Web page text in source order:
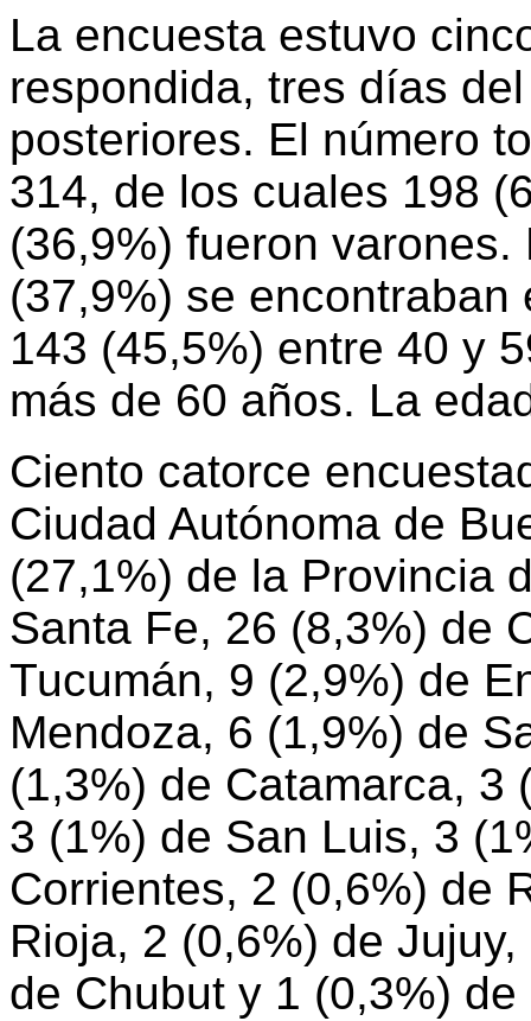
La encuesta estuvo
respondida, tres días
posteriores. El número
314, de los cuales 198
(36,9%) fueron
(37,9%) se
143 (45,5%) entre 40 y
más de 60 años. La
Ciento catorce
Ciudad Autónoma de
(27,1%) de la Provincia
Santa Fe, 26 (8,3%) de
Tucumán, 9 (2,9%) de
Mendoza, 6 (1,9%) de
(1,3%) de Catamarca, 3
3 (1%) de San Luis, 3
Corrientes, 2 (0,6%) de
Rioja, 2 (0,6%) de
de Chubut y 1 (0,3%)